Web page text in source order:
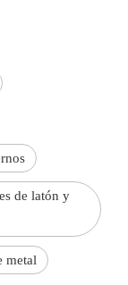
de latón y
metal